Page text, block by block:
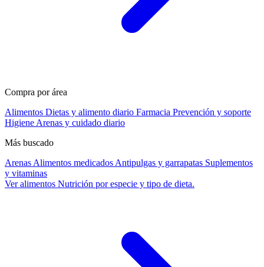
Compra por área
Alimentos Dietas y alimento diario Farmacia Prevención y soporte
Higiene Arenas y cuidado diario
Más buscado
Arenas Alimentos medicados Antipulgas y garrapatas Suplementos
y vitaminas
Ver alimentos Nutrición por especie y tipo de dieta.